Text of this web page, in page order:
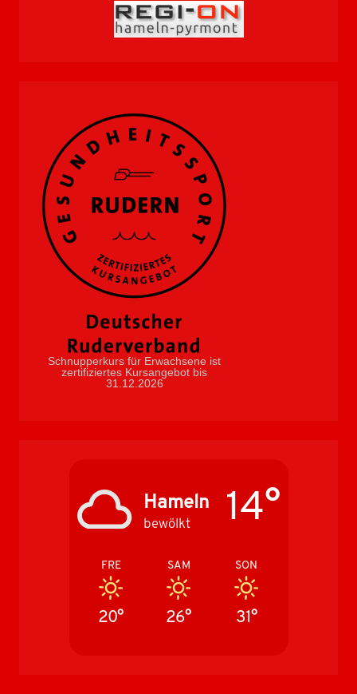
Schnupperkurs für Erwachsene ist
zertifiziertes Kursangebot bis
31.12.2026
Hameln
bewölkt 14°
FRE
20°
SAM
26°
SON
31°